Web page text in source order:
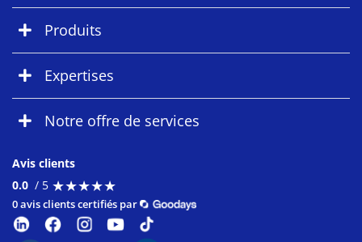
Produits
Expertises
Notre offre de services
Avis clients
0.0 / 5 ★★★★★
★★★★★
0 avis clients certifiés par